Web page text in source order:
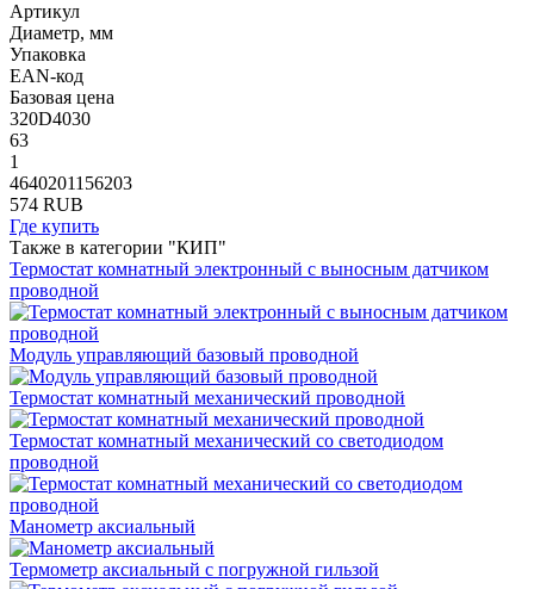
Артикул
Диаметр, мм
Упаковка
EAN-код
Базовая цена
320D4030
63
1
4640201156203
574 RUB
Где купить
Также в категории "КИП"
Термостат комнатный электронный с выносным датчиком
проводной
Модуль управляющий базовый проводной
Термостат комнатный механический проводной
Термостат комнатный механический со светодиодом
проводной
Манометр аксиальный
Термометр аксиальный с погружной гильзой